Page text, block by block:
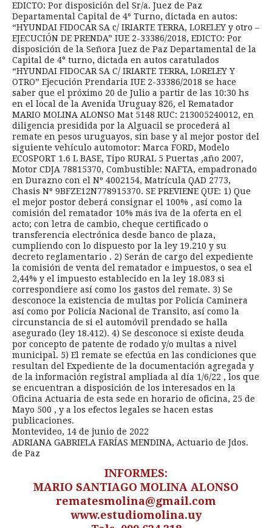
EDICTO: Por disposición del Sr/a. Juez de Paz
Departamental Capital de 4º Turno, dictada en autos:
“HYUNDAI FIDOCAR SA c/ IRIARTE TERRA, LORELEY y otro –
EJECUCIÓN DE PRENDA” IUE 2-33386/2018, EDICTO: Por
disposición de la Señora Juez de Paz Departamental de la
Capital de 4° turno, dictada en autos caratulados
“HYUNDAI FIDOCAR SA C/ IRIARTE TERRA, LORELEY Y
OTRO” Ejecución Prendaria IUE 2-33386/2018 se hace
saber que el próximo 20 de Julio a partir de las 10:30 hs
en el local de la Avenida Uruguay 826, el Rematador
MARIO MOLINA ALONSO Mat 5148 RUC: 213005240012, en
diligencia presidida por la Alguacil se procederá al
remate en pesos uruguayos, sin base y al mejor postor del
siguiente vehículo automotor: Marca FORD, Modelo
ECOSPORT 1.6 L BASE, Tipo RURAL 5 Puertas ,año 2007,
Motor CDJA 78815370, Combustible: NAFTA, empadronado
en Durazno con el Nº 4002154, Matrícula QAD 2773,
Chasis Nº 9BFZE12N778915370. SE PREVIENE QUE: 1) Que
el mejor postor deberá consignar el 100% , así como la
comisión del rematador 10% más iva de la oferta en el
acto; con letra de cambio, cheque certificado o
transferencia electrónica desde banco de plaza,
cumpliendo con lo dispuesto por la ley 19.210 y su
decreto reglamentario . 2) Serán de cargo del expediente
la comisión de venta del rematador e impuestos, o sea el
2,44% y el impuesto establecido en la ley 18.083 si
correspondiere así como los gastos del remate. 3) Se
desconoce la existencia de multas por Policía Caminera
así como por Policía Nacional de Transito, así como la
circunstancia de si el automóvil prendado se halla
asegurado (ley 18.412). 4) Se desconoce si existe deuda
por concepto de patente de rodado y/o multas a nivel
municipal. 5) El remate se efectúa en las condiciones que
resultan del Expediente de la documentación agregada y
de la información registral ampliada al día 1/6/22 , los que
se encuentran a disposición de los interesados en la
Oficina Actuaria de esta sede en horario de oficina, 25 de
Mayo 500 , y a los efectos legales se hacen estas
publicaciones.
Montevideo, 14 de junio de 2022
ADRIANA GABRIELA FARÍAS MENDINA, Actuario de Jdos.
de Paz
INFORMES:
MARIO SANTIAGO MOLINA ALONSO
rematesmolina@gmail.com
www.estudiomolina.uy